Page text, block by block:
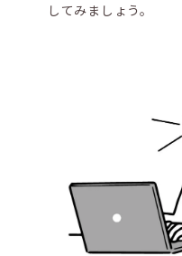
してみましょう。